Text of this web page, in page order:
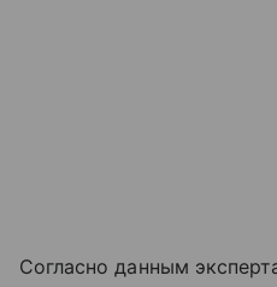
Согласно данным